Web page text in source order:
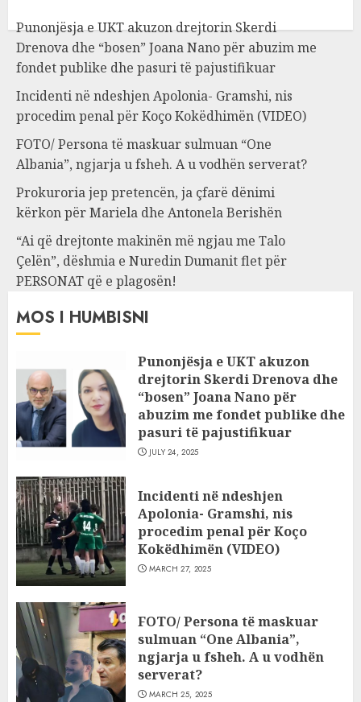
Punonjësja e UKT akuzon drejtorin Skerdi
Drenova dhe “bosen” Joana Nano për abuzim me
fondet publike dhe pasuri të pajustifikuar
Incidenti në ndeshjen Apolonia- Gramshi, nis
procedim penal për Koço Kokëdhimën (VIDEO)
FOTO/ Persona të maskuar sulmuan “One
Albania”, ngjarja u fsheh. A u vodhën serverat?
Prokuroria jep pretencën, ja çfarë dënimi
kërkon për Mariela dhe Antonela Berishën
“Ai që drejtonte makinën më ngjau me Talo
Çelën”, dëshmia e Nuredin Dumanit flet për
PERSONAT që e plagosën!
MOS I HUMBISNI
Punonjësja e UKT akuzon
drejtorin Skerdi Drenova dhe
“bosen” Joana Nano për
abuzim me fondet publike dhe
pasuri të pajustifikuar
JULY 24, 2025
Incidenti në ndeshjen
Apolonia- Gramshi, nis
procedim penal për Koço
Kokëdhimën (VIDEO)
MARCH 27, 2025
FOTO/ Persona të maskuar
sulmuan “One Albania”,
ngjarja u fsheh. A u vodhën
serverat?
MARCH 25, 2025